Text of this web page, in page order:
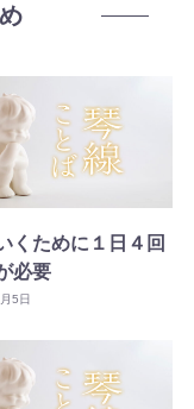
くために１日４回
必要
5日